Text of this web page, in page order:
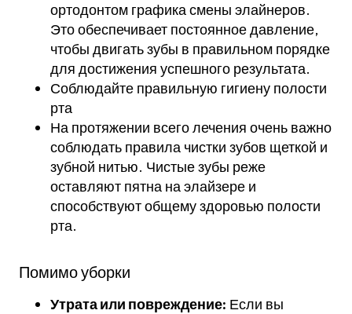
ортодонтом графика смены элайнеров.
Это обеспечивает постоянное давление,
чтобы двигать зубы в правильном порядке
для достижения успешного результата.
Соблюдайте правильную гигиену полости
рта
На протяжении всего лечения очень важно
соблюдать правила чистки зубов щеткой и
зубной нитью. Чистые зубы реже
оставляют пятна на элайзере и
способствуют общему здоровью полости
рта.
Помимо уборки
Утрата или повреждение: Если вы